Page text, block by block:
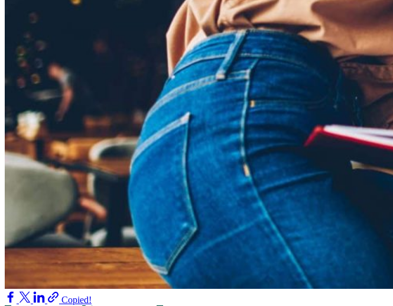
Copied!